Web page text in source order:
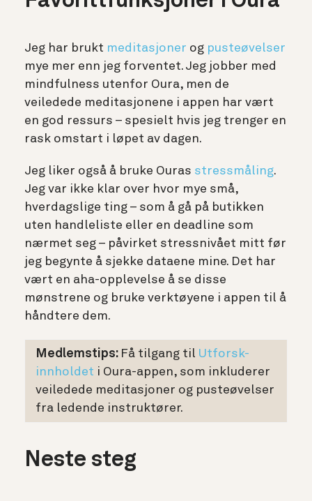
Jeg har brukt meditasjoner og pusteøvelser
mye mer enn jeg forventet. Jeg jobber med
mindfulness utenfor Oura, men de
veiledede meditasjonene i appen har vært
en god ressurs – spesielt hvis jeg trenger en
rask omstart i løpet av dagen.
Jeg liker også å bruke Ouras stressmåling.
Jeg var ikke klar over hvor mye små,
hverdagslige ting – som å gå på butikken
uten handleliste eller en deadline som
nærmet seg – påvirket stressnivået mitt før
jeg begynte å sjekke dataene mine. Det har
vært en aha-opplevelse å se disse
mønstrene og bruke verktøyene i appen til å
håndtere dem.
Medlemstips: Få tilgang til Utforsk-
innholdet i Oura-appen, som inkluderer
veiledede meditasjoner og pusteøvelser
fra ledende instruktører.
Neste steg